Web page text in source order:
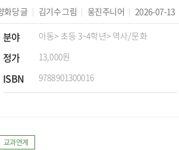
화당글 김기수그림 웅진주니어 2026-07-13
분야 아동> 초등 3~4학년> 역사/문화
정가 13,000원
ISBN 9788901300016
교과연계